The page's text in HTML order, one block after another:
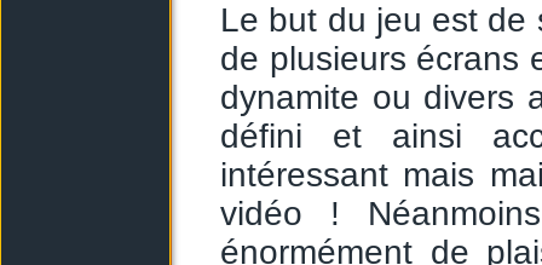
Le but du jeu est de
de plusieurs écrans
dynamite ou divers
défini et ainsi
intéressant mais
vidéo !
énormément de